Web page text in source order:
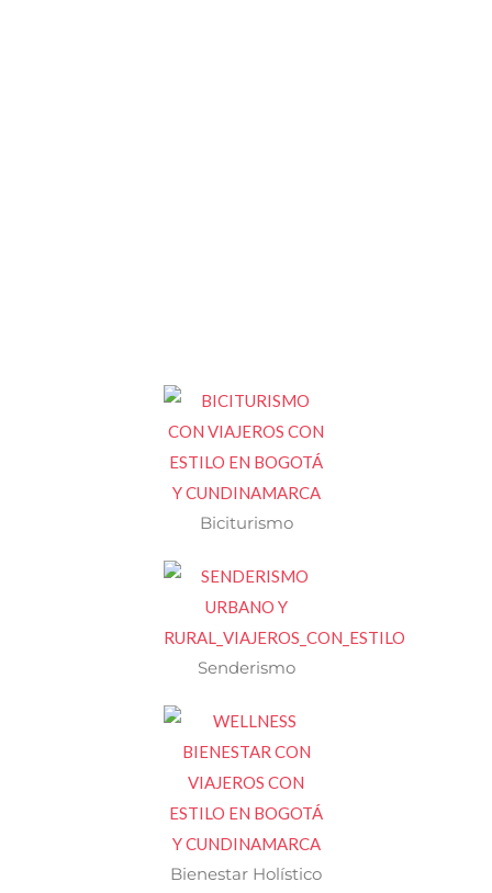
Biciturismo
Senderismo
Bienestar Holístico